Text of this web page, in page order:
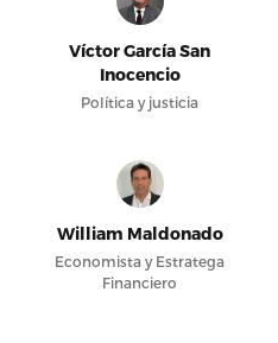
Víctor García San
Inocencio
Política y justicia
William Maldonado
Economista y Estratega
Financiero